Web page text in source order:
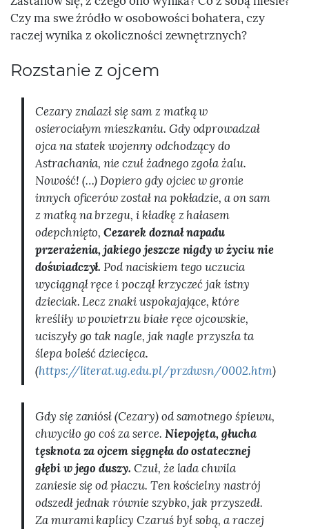
Czy ma swe źródło w osobowości bohatera, czy
raczej wynika z okoliczności zewnętrznych?
Rozstanie z ojcem
Cezary znalazł się sam z matką w
osierociałym mieszkaniu. Gdy odprowadzał
ojca na statek wojenny odchodzący do
Astrachania, nie czuł żadnego zgoła żalu.
Nowość! (…) Dopiero gdy ojciec w gronie
innych oficerów został na pokładzie, a on sam
z matką na brzegu, i kładkę z hałasem
odepchnięto,Cezarek doznał napadu
przerażenia, jakiego jeszcze nigdy w życiu nie
doświadczył. Pod naciskiem tego uczucia
wyciągnął ręce i począł krzyczeć jak istny
dzieciak. Lecz znaki uspokajające, które
kreśliły w powietrzu białe ręce ojcowskie,
uciszyły go tak nagle, jak nagle przyszła ta
ślepa boleść dziecięca.
(https://literat.ug.edu.pl/przdwsn/0002.htm)
Gdy się zaniósł (Cezary) od samotnego śpiewu,
chwyciło go coś za serce. Niepojęta, głucha
tęsknota za ojcem sięgnęła do ostatecznej
głębi w jego duszy. Czuł, że lada chwila
zaniesie się od płaczu. Ten kościelny nastrój
odszedł jednak równie szybko, jak przyszedł.
Za murami kaplicy Czaruś był sobą, a raczej